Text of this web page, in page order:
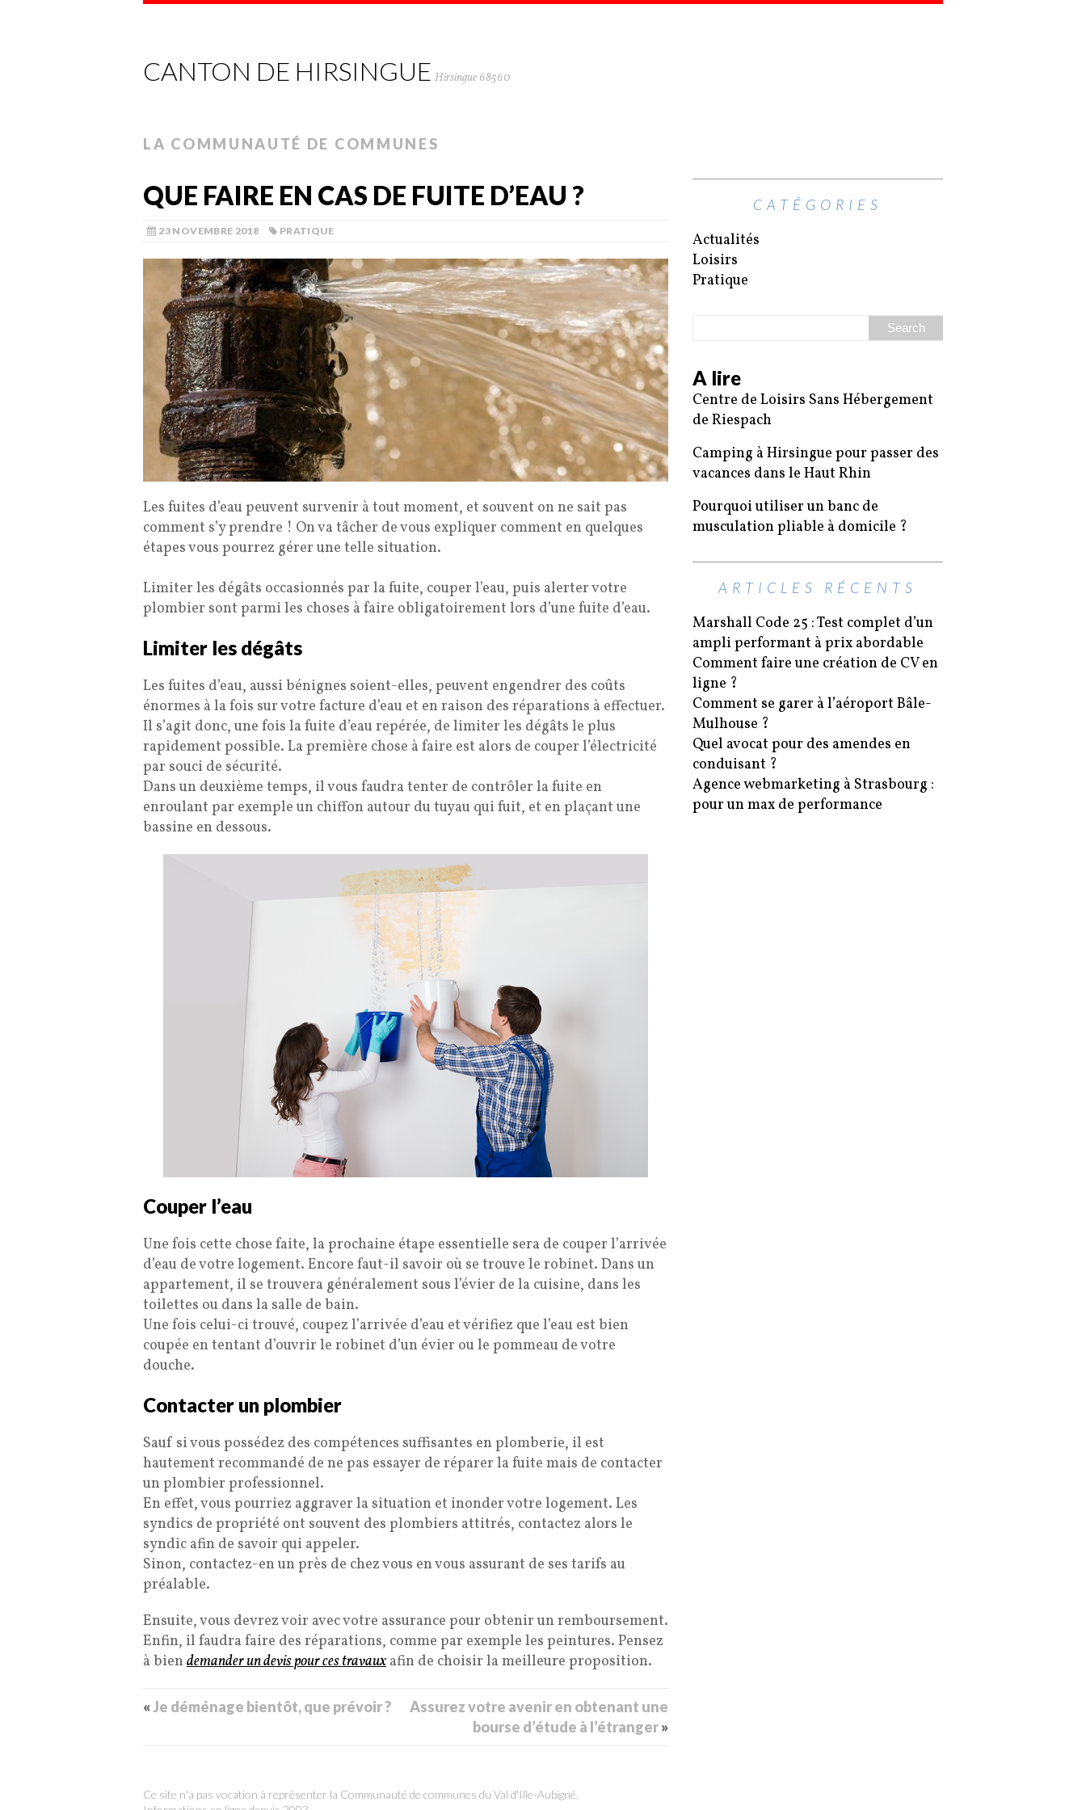
CANTON DE HIRSINGUE Hirsingue 68560
LA COMMUNAUTÉ DE COMMUNES
QUE FAIRE EN CAS DE FUITE D’EAU ?
23 NOVEMBRE 2018 PRATIQUE
Les fuites d’eau peuvent survenir à tout moment, et souvent on ne sait pas
comment s’y prendre ! On va tâcher de vous expliquer comment en quelques
étapes vous pourrez gérer une telle situation.
Limiter les dégâts occasionnés par la fuite, couper l’eau, puis alerter votre
plombier sont parmi les choses à faire obligatoirement lors d’une fuite d’eau.
Limiter les dégâts
Les fuites d’eau, aussi bénignes soient-elles, peuvent engendrer des coûts
énormes à la fois sur votre facture d’eau et en raison des réparations à effectuer.
Il s’agit donc, une fois la fuite d’eau repérée, de limiter les dégâts le plus
rapidement possible. La première chose à faire est alors de couper l’électricité
par souci de sécurité.
Dans un deuxième temps, il vous faudra tenter de contrôler la fuite en
enroulant par exemple un chiffon autour du tuyau qui fuit, et en plaçant une
bassine en dessous.
Couper l’eau
Une fois cette chose faite, la prochaine étape essentielle sera de couper l’arrivée
d’eau de votre logement. Encore faut-il savoir où se trouve le robinet. Dans un
appartement, il se trouvera généralement sous l’évier de la cuisine, dans les
toilettes ou dans la salle de bain.
Une fois celui-ci trouvé, coupez l’arrivée d’eau et vérifiez que l’eau est bien
coupée en tentant d’ouvrir le robinet d’un évier ou le pommeau de votre
douche.
Contacter un plombier
Sauf si vous possédez des compétences suffisantes en plomberie, il est
hautement recommandé de ne pas essayer de réparer la fuite mais de contacter
un plombier professionnel.
En effet, vous pourriez aggraver la situation et inonder votre logement. Les
syndics de propriété ont souvent des plombiers attitrés, contactez alors le
syndic afin de savoir qui appeler.
Sinon, contactez-en un près de chez vous en vous assurant de ses tarifs au
préalable.
Ensuite, vous devrez voir avec votre assurance pour obtenir un remboursement.
Enfin, il faudra faire des réparations, comme par exemple les peintures. Pensez
à bien demander un devis pour ces travaux afin de choisir la meilleure proposition.
«Je déménage bientôt, que prévoir ?
Assurez votre avenir en obtenant une
bourse d’étude à l’étranger»
CATÉGORIES
Actualités
Loisirs
Pratique
A lire
Centre de Loisirs Sans Hébergement
de Riespach
Camping à Hirsingue pour passer des
vacances dans le Haut Rhin
Pourquoi utiliser un banc de
musculation pliable à domicile ?
ARTICLES RÉCENTS
Marshall Code 25 : Test complet d’un
ampli performant à prix abordable
Comment faire une création de CV en
ligne ?
Comment se garer à l’aéroport Bâle-
Mulhouse ?
Quel avocat pour des amendes en
conduisant ?
Agence webmarketing à Strasbourg :
pour un max de performance
Ce site n'a pas vocation à représenter la Communauté de communes du Val d'Ille-Aubigné.